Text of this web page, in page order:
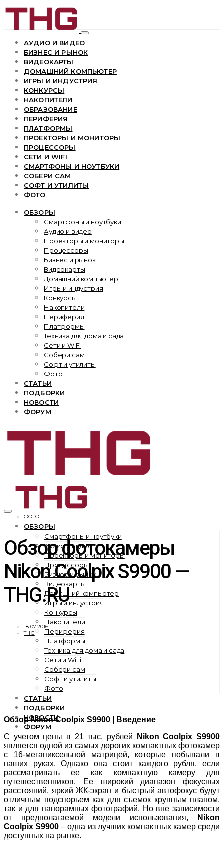
АУДИО И ВИДЕО
БИЗНЕС И РЫНОК
ВИДЕОКАРТЫ
ДОМАШНИЙ КОМПЬЮТЕР
ИГРЫ И ИНДУСТРИЯ
КОНКУРСЫ
НАКОПИТЕЛИ
ОБРАЗОВАНИЕ
ПЕРИФЕРИЯ
ПЛАТФОРМЫ
ПРОЕКТОРЫ И МОНИТОРЫ
ПРОЦЕССОРЫ
СЕТИ И WIFI
СМАРТФОНЫ И НОУТБУКИ
СОБЕРИ САМ
СОФТ И УТИЛИТЫ
ФОТО
ОБЗОРЫ
Смартфоны и ноутбуки
Аудио и видео
Проекторы и мониторы
Процессоры
Бизнес и рынок
Видеокарты
Домашний компьютер
Игры и индустрия
Конкурсы
Накопители
Периферия
Платформы
Техника для дома и сада
Сети и WiFi
Собери сам
Софт и утилиты
Фото
СТАТЬИ
ПОДБОРКИ
НОВОСТИ
ФОРУМ
ОБЗОРЫ
Смартфоны и ноутбуки
Аудио и видео
Проекторы и мониторы
Процессоры
Бизнес и рынок
Видеокарты
Домашний компьютер
Игры и индустрия
Конкурсы
Накопители
Периферия
Платформы
Техника для дома и сада
Сети и WiFi
Собери сам
Софт и утилиты
Фото
СТАТЬИ
ПОДБОРКИ
НОВОСТИ
ФОРУМ
ФОТО
Обзор фотокамеры
Nikon Coolpix S9900 —
THG.RU
18.07.2016
THG
Обзор Nikon Coolpix S9900 | Введение
С учетом цены в 21 тыс. рублей
Nikon Coolpix S9900
является одной из самых дорогих компактных фотокамер
с 16-мегапиксельной матрицей, которые побывали в
наших руках. Однако она стоит каждого рубля, если
рассматривать ее как компактную камеру для
путешественников. Ее широкий диапазон фокусных
расстояний, яркий ЖК-экран и быстрый автофокус будут
отличным подспорьем как для съемок крупным планом,
так и для панорамных фотографий. Но вне зависимости
от предполагаемой модели использования,
Nikon
Coolpix S9900 – одна из лучших компактных камер среди
доступных на рынке.